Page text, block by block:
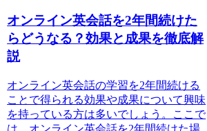
オンライン英会話を2年間続けた
らどうなる？効果と成果を徹底解
説
オンライン英会話の学習を2年間続ける
ことで得られる効果や成果について興味
を持っている方は多いでしょう。ここで
は、オンライン英会話を2年間続けた場